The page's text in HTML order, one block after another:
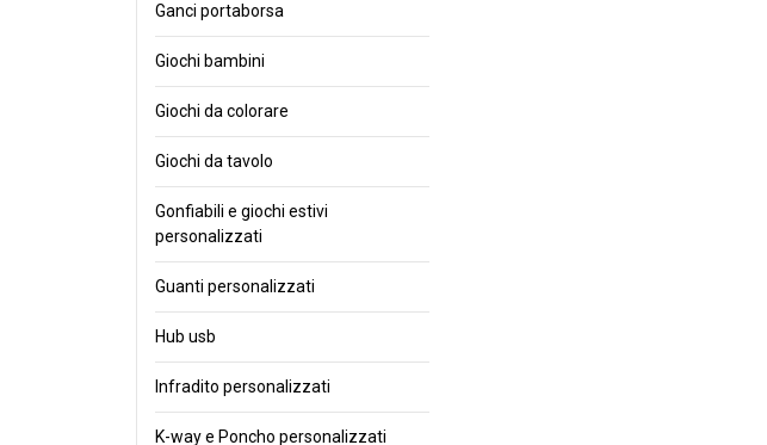
Ganci portaborsa
Giochi bambini
Giochi da colorare
Giochi da tavolo
Gonfiabili e giochi estivi
personalizzati
Guanti personalizzati
Hub usb
Infradito personalizzati
K-way e Poncho personalizzati